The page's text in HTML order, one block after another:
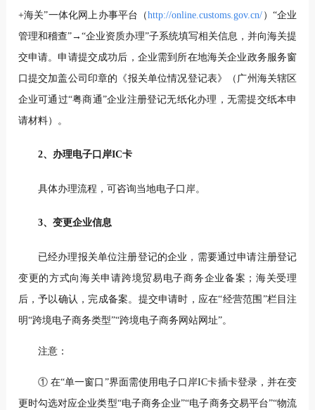
+海关”一体化网上办事平台（http://online.customs.gov.cn/ ）“企业
管理和稽查”→“企业资质办理”子系统填写相关信息，并向海关提
交申请。申请提交成功后，企业需到所在地海关企业政务服务窗
口提交加盖公司印章的《报关单位情况登记表》（广州海关辖区
企业可通过“粤商通”企业注册登记无纸化办理，无需提交纸本申
请材料）。
2、办理电子口岸IC卡
具体办理流程，可咨询当地电子口岸。
3、变更企业信息
已经办理报关单位注册登记的企业，需要通过申请注册登记
变更的方式向海关申请跨境贸易电子商务企业备案；海关受理
后，予以确认，完成备案。提交申请时，应在“经营范围”栏目注
明“跨境电子商务类型”“跨境电子商务网站网址”。
注意：
① 在“单一窗口”界面需使用电子口岸IC卡插卡登录，并在变
更时勾选对应企业类型“电子商务企业”“电子商务交易平台”“物流